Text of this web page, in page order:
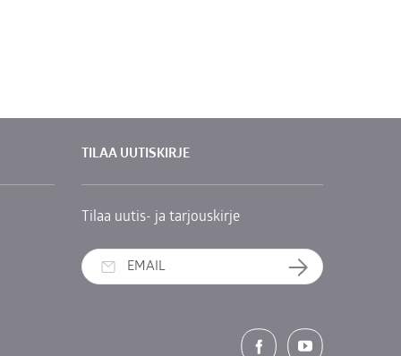
TILAA UUTISKIRJE
Tilaa uutis- ja tarjouskirje
Tilaa